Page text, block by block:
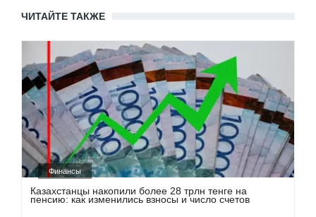
ЧИТАЙТЕ ТАКЖЕ
Финансы
Казахстанцы накопили более 28 трлн тенге на
пенсию: как изменились взносы и число счетов